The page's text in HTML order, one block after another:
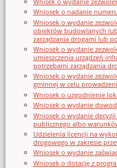
Wniosek o nadanie
Wniosek o wydanie
obiektów budowlanych
zarządzania drogami lub
Wniosek o wydanie
umieszczenia urządzeń
potrzebami zarządzania
Wniosek o wydanie
gminnej w celu
Wniosek o uzgodnienie
Wniosek o wydanie
Wniosek o wydanie
publicznego albo
Udzielenia licencji na
drogowego w zakresie
Wniosek o wydanie
Wniosek o dotację z